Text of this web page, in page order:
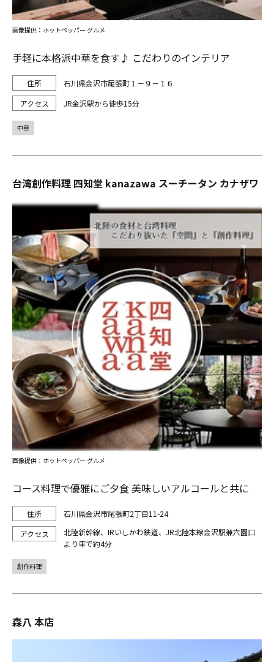
手軽に本格派中華を食す♪ こだわりのインテリア
石川県金沢市尾張町１－９－１６
JR金沢駅から徒歩15分
画像提供：ホットペッパー グルメ
中華
台湾創作料理 四知堂 kanazawa スーチータン カナザワ
コース料理で優雅にご夕食 美味しいアルコールと共に
石川県金沢市尾張町2丁目11-24
北陸新幹線、IRいしかわ鉄道、JR北陸本線金沢駅兼六園口
より車で約4分
画像提供：ホットペッパー グルメ
創作料理
森八 本店